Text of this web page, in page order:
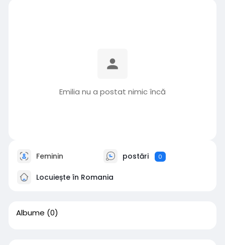
Emilia nu a postat nimic încă
Feminin postări 0
Locuiește în Romania
Albume (0)